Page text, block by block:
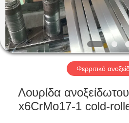
ΒΊΝΤΕΟ
ΠΕΡΊΠΟΥ
ΕΜΕΊΣ
ΓΎΡΟΣ
ΕΡΓΟΣΤΑΣΊΩΝ
Φερριτικό
Λουρίδα
x6CrMo17-1 cold-